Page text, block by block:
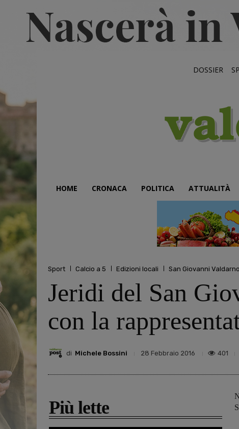
DOSSIER
HOME CRONACA POLITICA ATTUALITÀ
Sport Calcio a 5 Edizioni locali San Giovanni Valdarno
Jeridi del San
con la
di Michele Bossini 28 Febbraio 2016 401
Più lette